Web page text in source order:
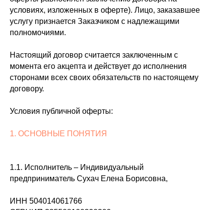
условиях, изложенных в оферте). Лицо, заказавшее
услугу признается Заказчиком с надлежащими
полномочиями.
Настоящий договор считается заключенным с
момента его акцепта и действует до исполнения
сторонами всех своих обязательств по настоящему
договору.
Условия публичной оферты:
1. ОСНОВНЫЕ ПОНЯТИЯ
1.1. Исполнитель – Индивидуальный
предприниматель Сухач Елена Борисовна,
ИНН 504014061766